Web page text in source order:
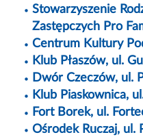
Stowarzyszenie
Zastępczych Pro
Centrum Kultury
Klub Płaszów, ul.
Dwór Czeczów, ul.
Klub Piaskownica,
Fort Borek,
Ośrodek Ruczaj, ul.